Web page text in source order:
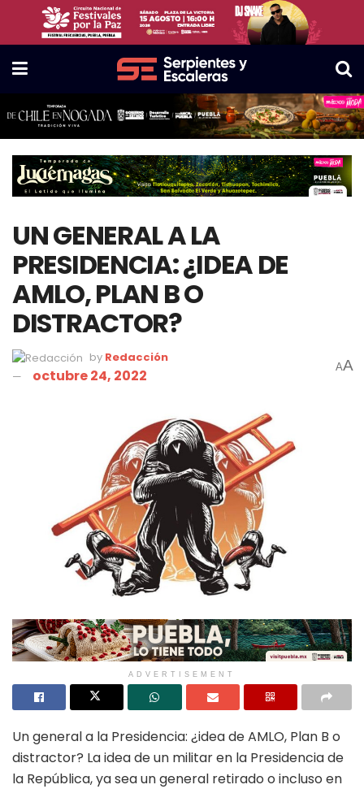
UN GENERAL A LA
PRESIDENCIA: ¿IDEA DE
AMLO, PLAN B O
DISTRACTOR?
by Redacción
octubre 24, 2022 AA
ADVERTISEMENT
Un general a la Presidencia: ¿idea de AMLO, Plan B o
distractor? La idea de un militar en la Presidencia de
la República, ya sea un general retirado o incluso en